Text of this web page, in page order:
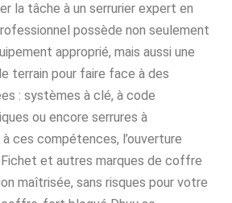
la tâche à un serrurier expert en
possède non seulement
approprié, mais aussi une
terrain pour faire face à des
: systèmes à clé, à code
ou encore serrures à
à ces compétences, l’ouverture
et autres marques de coffre
maîtrisée, sans risques pour votre